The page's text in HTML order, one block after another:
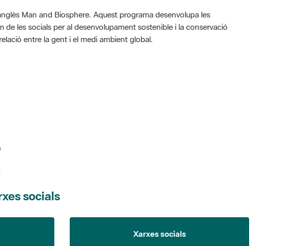
Man and Biosphere. Aquest programa desenvolupa les
les socials per al desenvolupament sostenible i la conservació
entre la gent i el medi ambient global.
és de 0 estrelles de 5.
socials
Xarxes socials